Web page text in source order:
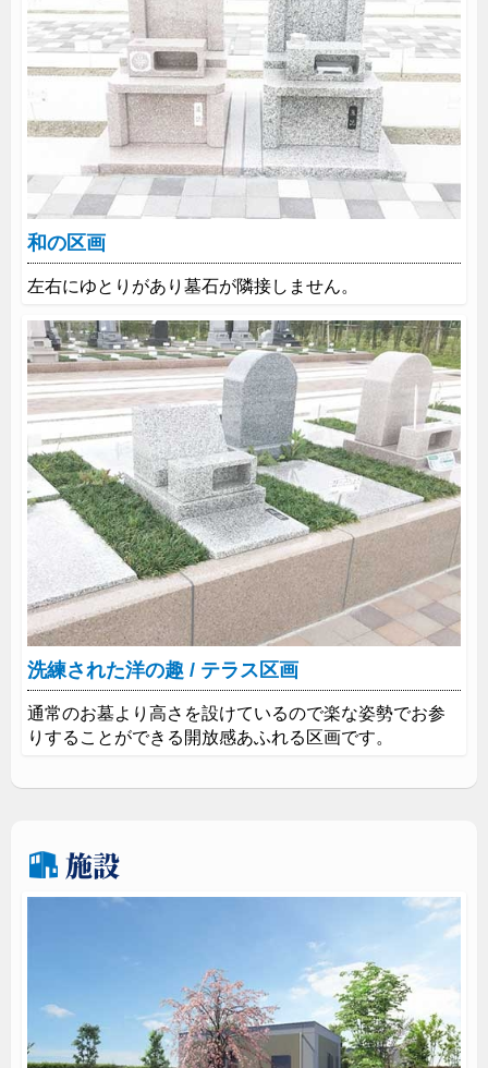
和の区画
左右にゆとりがあり墓石が隣接しません。
洗練された洋の趣 / テラス区画
通常のお墓より高さを設けているので楽な姿勢でお参
りすることができる開放感あふれる区画です。
施設